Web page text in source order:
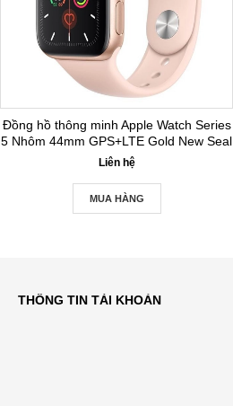
Đồng hồ thông minh Apple Watch Series
5 Nhôm 44mm GPS+LTE Gold New Seal
Liên hệ
MUA HÀNG
THÔNG TIN TÀI KHOẢN